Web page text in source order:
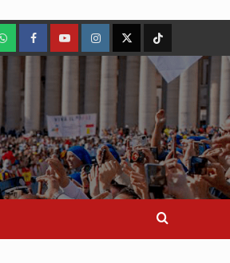
WhatsAppFacebookYoutubeInstagram
X TikTok